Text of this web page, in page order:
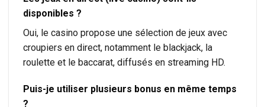
disponibles ?
Oui, le casino propose une sélection de jeux avec
croupiers en direct, notamment le blackjack, la
roulette et le baccarat, diffusés en streaming HD.
Puis-je utiliser plusieurs bonus en même temps
?